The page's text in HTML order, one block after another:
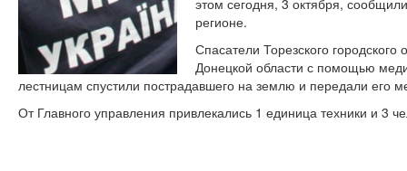
этом сегодня, 3 октября,
регионе.
Спасатели Торезского
Донецкой области с помощью
лестницам спустили пострадавшего на землю и передали его
От Главного управления привлекались 1 единица техники и 3